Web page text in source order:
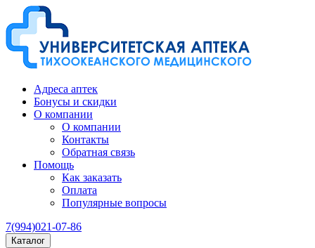
Адреса аптек
Бонусы и скидки
О компании
О компании
Контакты
Обратная связь
Помощь
Как заказать
Оплата
Популярные вопросы
7(994)021-07-86
Каталог